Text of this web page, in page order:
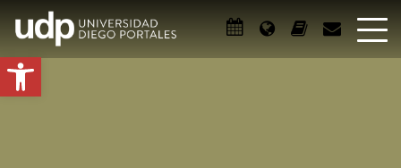
Abrir barra de herramientas